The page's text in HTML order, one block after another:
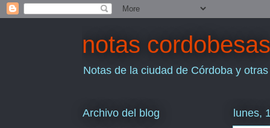
notas cordobesas
Notas de la ciudad de Córdoba y
lunes,
Archivo del blog